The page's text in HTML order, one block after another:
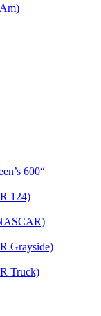
600“
124)
Grayside)
Truck)